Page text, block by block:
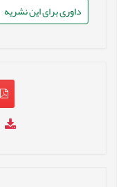
داوری برای این نشریه
PDF